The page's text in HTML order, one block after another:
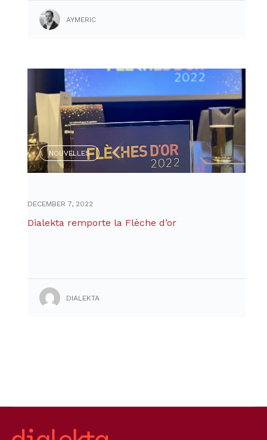
AYMERIC
NOUVELLES
DECEMBER 7, 2022
Dialekta remporte la Flèche d’or
DIALEKTA